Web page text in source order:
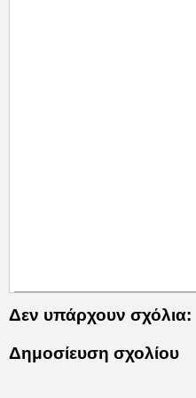
Δεν υπάρχουν σχόλια:
Δημοσίευση σχολίου